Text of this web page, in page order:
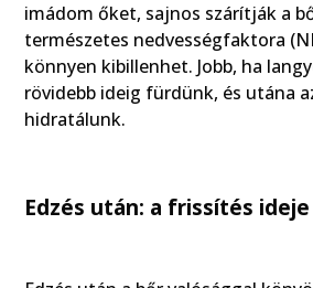
imádom őket, sajnos szárítják a
természetes nedvességfaktora
könnyen kibillenhet. Jobb, ha
rövidebb ideig fürdünk, és utána
hidratálunk.
Edzés után: a frissítés ideje